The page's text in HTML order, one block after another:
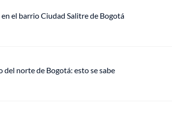
el barrio Ciudad Salitre de Bogotá
norte de Bogotá: esto se sabe